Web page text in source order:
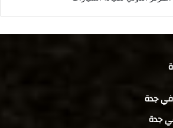
في جدة
جدة